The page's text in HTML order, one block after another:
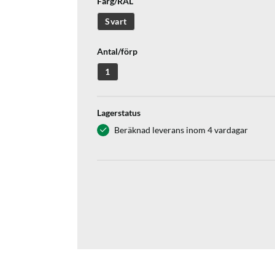
Svart
Antal/förp
1
Lagerstatus
Beräknad leverans inom 4 vardagar